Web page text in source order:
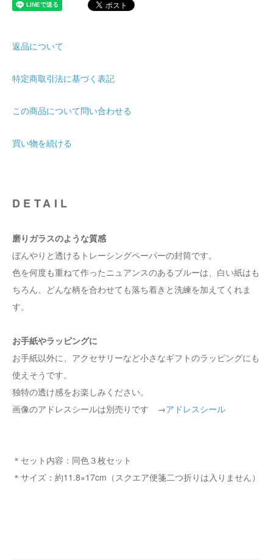
返品について
特定商取引法に基づく表記
この商品について問い合わせる
買い物を続ける
DETAIL
磨りガラスのような質感
ぼんやりと透けるトレーシングペーパーの封筒です。
色を何度も重ねて作ったニュアンスのあるブルーは、白い紙はも
ちろん、どんな柄を合わせても落ち着きと洗練を加えてくれま
す。
お手紙やラッピングに
お手紙以外に、アクセサリーなど小さなギフトのラッピングにも
使えそうです。
独特の透け感をお楽しみください。
画像のアドレスシールは別売りです →アドレスシール
＊セット内容：同色３枚セット
＊サイズ：約11.8×17cm（スクエア便箋二つ折りは入りません）